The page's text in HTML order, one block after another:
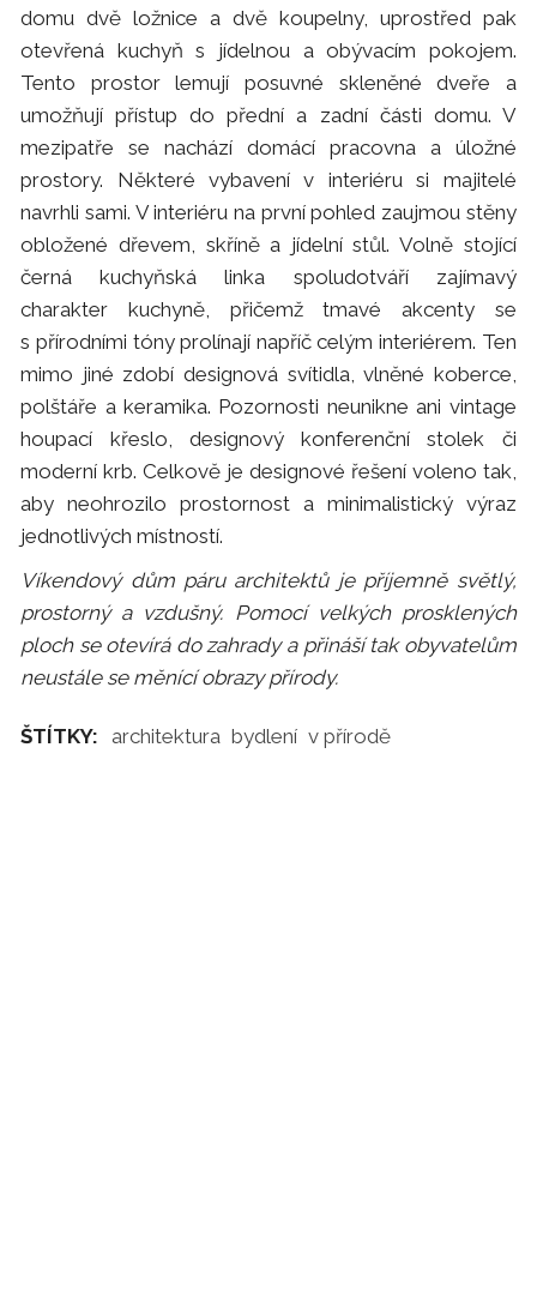
domu dvě ložnice a dvě koupelny, uprostřed pak
otevřená kuchyň s jídelnou a obývacím pokojem.
Tento prostor lemují posuvné skleněné dveře a
umožňují přístup do přední a zadní části domu. V
mezipatře se nachází domácí pracovna a úložné
prostory. Některé vybavení v interiéru si majitelé
navrhli sami. V interiéru na první pohled zaujmou stěny
obložené dřevem, skříně a jídelní stůl. Volně stojící
černá kuchyňská linka spoludotváří zajímavý
charakter kuchyně, přičemž tmavé akcenty se
s přírodními tóny prolínají napříč celým interiérem. Ten
mimo jiné zdobí designová svítidla, vlněné koberce,
polštáře a keramika. Pozornosti neunikne ani vintage
houpací křeslo, designový konferenční stolek či
moderní krb. Celkově je designové řešení voleno tak,
aby neohrozilo prostornost a minimalistický výraz
jednotlivých místností.
Víkendový dům páru architektů je příjemně světlý,
prostorný a vzdušný. Pomocí velkých prosklených
ploch se otevírá do zahrady a přináší tak obyvatelům
neustále se měnící obrazy přírody.
ŠTÍTKY: architektura bydlení v přírodě